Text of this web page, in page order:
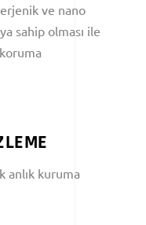
ve nano
sahip olması ile
anlık kuruma